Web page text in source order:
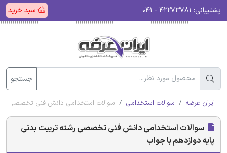
پشتیبانی: سبد خرید
جستجو
ایران عرضه سوالات استخدامی سوالات استخدامی دانش فنی تخصصی
سوالات استخدامی دانش فنی تخصصی رشته تربیت بدنی
پایه دوازدهم با جواب